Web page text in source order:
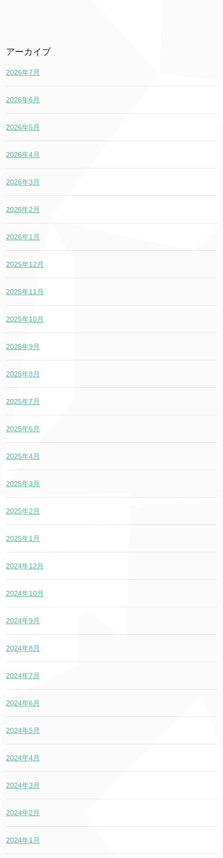
アーカイブ
2026年7月
2026年6月
2026年5月
2026年4月
2026年3月
2026年2月
2026年1月
2025年12月
2025年11月
2025年10月
2025年9月
2025年8月
2025年7月
2025年6月
2025年4月
2025年3月
2025年2月
2025年1月
2024年12月
2024年10月
2024年9月
2024年8月
2024年7月
2024年6月
2024年5月
2024年4月
2024年3月
2024年2月
2024年1月